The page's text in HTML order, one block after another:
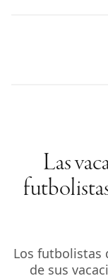
Las
Los futbolistas
de sus